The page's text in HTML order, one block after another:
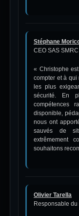
Stéphane
CEO SAS
« Christophe
compter et à qui
les plus
sécurité. En
compétences
disponible,
nous ont
sauvés de
extrêmement
souhaitons
Olivier Tarella
Responsable du